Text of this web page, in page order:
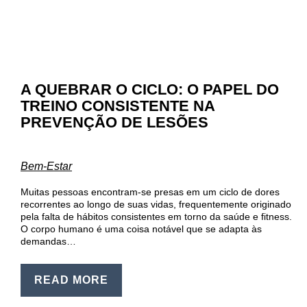
A QUEBRAR O CICLO: O PAPEL DO
TREINO CONSISTENTE NA
PREVENÇÃO DE LESÕES
Bem-Estar
Muitas pessoas encontram-se presas em um ciclo de dores
recorrentes ao longo de suas vidas, frequentemente originado
pela falta de hábitos consistentes em torno da saúde e fitness.
O corpo humano é uma coisa notável que se adapta às
demandas…
READ MORE